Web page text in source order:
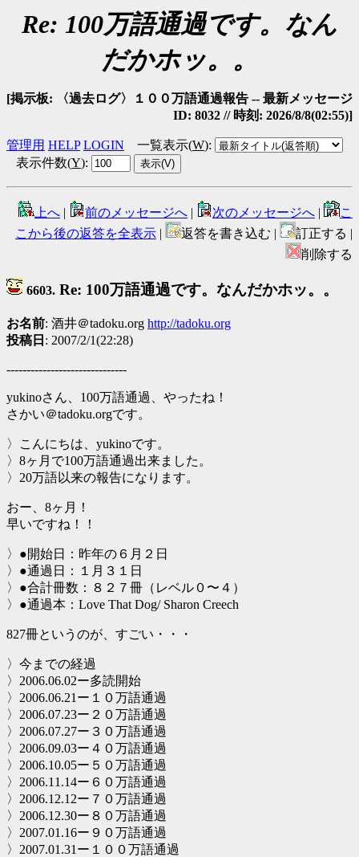
Re: 100万語通過です。なん
だかホッ。。
[掲示板: 〈過去ログ〉１００万語通過報告 -- 最新メッセージ
ID: 8032 // 時刻: 2026/8/8(02:55)]
管理用 HELP LOGIN 一覧表示(W):
表示件数(Y):
上へ | 前のメッセージへ | 次のメッセージへ |
こ
こから後の返答を全表示 | 返答を書き込む |
訂正する |
削除する
6603. Re: 100万語通過です。なんだかホッ。。
お名前: 酒井＠tadoku.org http://tadoku.org
投稿日 : 2007/2/1(22:28)
------------------------------
yukinoさん、100万語通過、やったね！
さかい＠tadoku.orgです。
〉こんにちは、yukinoです。
〉8ヶ月で100万語通過出来ました。
〉20万語以来の報告になります。
おー、8ヶ月！
早いですね！！
〉●開始日：昨年の６月２日
〉●通過日：１月３１日
〉●合計冊数：８２７冊（レベル０〜４）
〉●通過本：Love That Dog/ Sharon Creech
827冊というのが、すごい・・・
〉今までの経過
〉2006.06.02ー多読開始
〉2006.06.21ー１０万語通過
〉2006.07.23ー２０万語通過
〉2006.07.27ー３０万語通過
〉2006.09.03ー４０万語通過
〉2006.10.05ー５０万語通過
〉2006.11.14ー６０万語通過
〉2006.12.12ー７０万語通過
〉2006.12.30ー８０万語通過
〉2007.01.16ー９０万語通過
〉2007.01.31ー１００万語通過